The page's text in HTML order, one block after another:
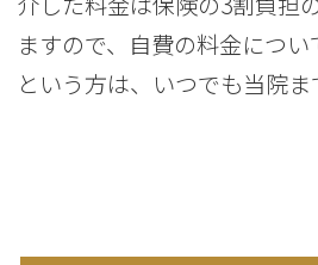
ますので、自費の料金につ
という方は、いつでも当院ま